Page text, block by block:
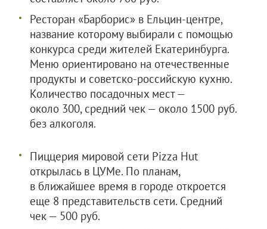
Ресторан «Барборис» в Ельцин-центре,
название которому выбирали с помощью
конкурса среди жителей Екатеринбурга.
Меню ориентировано на отечественные
продукты и советско-российскую кухню.
Количество посадочных мест —
около 300, средний чек — около 1500 руб.
без алкоголя.
Пиццерия мировой сети Pizza Hut
открылась в ЦУМе. По планам,
в ближайшее время в городе откроется
еще 8 представительств сети. Средний
чек — 500 руб.